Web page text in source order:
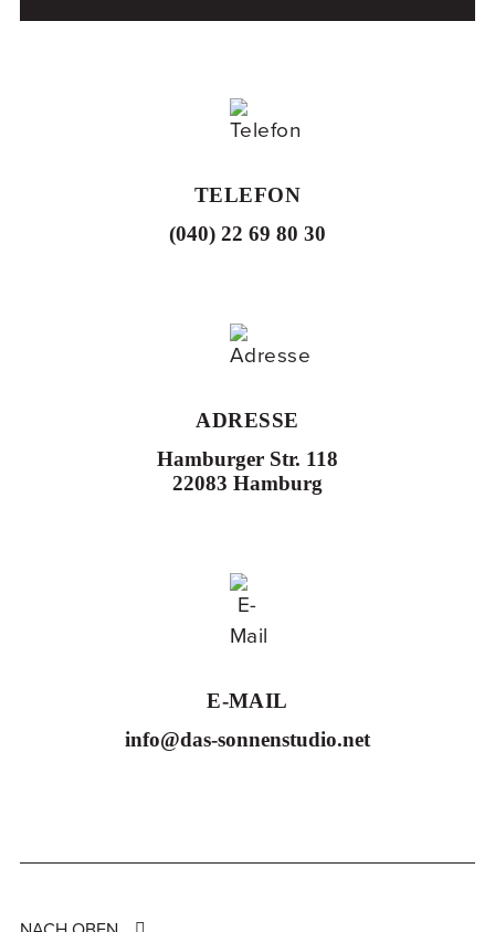
TELEFON
(040) 22 69 80 30
ADRESSE
Hamburger Str. 118
22083 Hamburg
E-MAIL
info@das-sonnenstudio.net